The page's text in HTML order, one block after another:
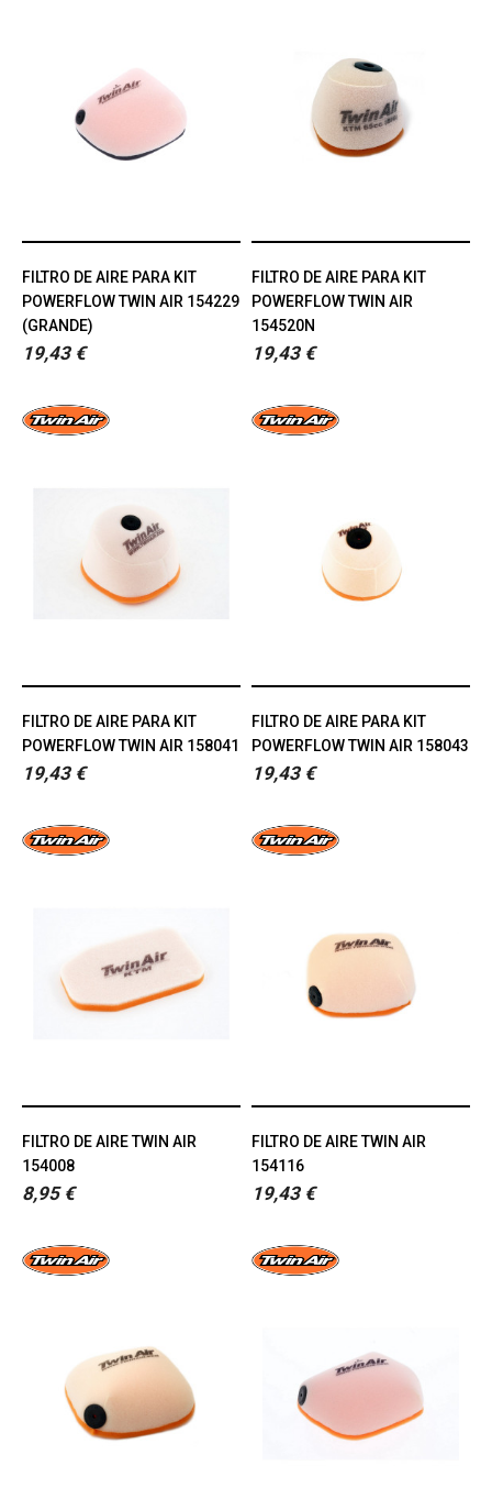
FILTRO DE AIRE PARA KIT
POWERFLOW TWIN AIR 154229
(GRANDE)
19,43 €
FILTRO DE AIRE PARA KIT
POWERFLOW TWIN AIR
154520N
19,43 €
FILTRO DE AIRE PARA KIT
POWERFLOW TWIN AIR 158041
19,43 €
FILTRO DE AIRE PARA KIT
POWERFLOW TWIN AIR 158043
19,43 €
FILTRO DE AIRE TWIN AIR
154008
8,95 €
FILTRO DE AIRE TWIN AIR
154116
19,43 €